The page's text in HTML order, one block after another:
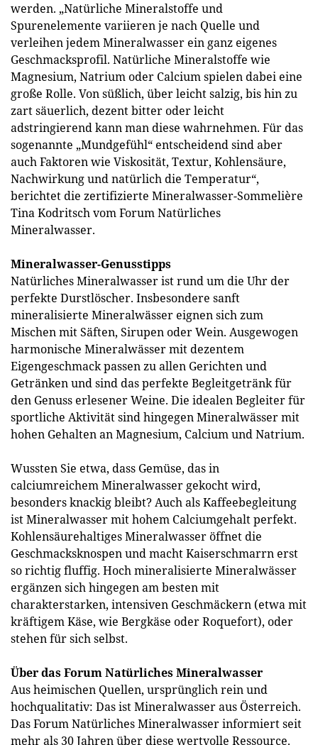
werden. „Natürliche Mineralstoffe und
Spurenelemente variieren je nach Quelle und
verleihen jedem Mineralwasser ein ganz eigenes
Geschmacksprofil. Natürliche Mineralstoffe wie
Magnesium, Natrium oder Calcium spielen dabei eine
große Rolle. Von süßlich, über leicht salzig, bis hin zu
zart säuerlich, dezent bitter oder leicht
adstringierend kann man diese wahrnehmen. Für das
sogenannte „Mundgefühl“ entscheidend sind aber
auch Faktoren wie Viskosität, Textur, Kohlensäure,
Nachwirkung und natürlich die Temperatur“,
berichtet die zertifizierte Mineralwasser-Sommelière
Tina Kodritsch vom Forum Natürliches
Mineralwasser.
Mineralwasser-Genusstipps
Natürliches Mineralwasser ist rund um die Uhr der
perfekte Durstlöscher. Insbesondere sanft
mineralisierte Mineralwässer eignen sich zum
Mischen mit Säften, Sirupen oder Wein. Ausgewogen
harmonische Mineralwässer mit dezentem
Eigengeschmack passen zu allen Gerichten und
Getränken und sind das perfekte Begleitgetränk für
den Genuss erlesener Weine. Die idealen Begleiter für
sportliche Aktivität sind hingegen Mineralwässer mit
hohen Gehalten an Magnesium, Calcium und Natrium.
Wussten Sie etwa, dass Gemüse, das in
calciumreichem Mineralwasser gekocht wird,
besonders knackig bleibt? Auch als Kaffeebegleitung
ist Mineralwasser mit hohem Calciumgehalt perfekt.
Kohlensäurehaltiges Mineralwasser öffnet die
Geschmacksknospen und macht Kaiserschmarrn erst
so richtig fluffig. Hoch mineralisierte Mineralwässer
ergänzen sich hingegen am besten mit
charakterstarken, intensiven Geschmäckern (etwa mit
kräftigem Käse, wie Bergkäse oder Roquefort), oder
stehen für sich selbst.
Über das Forum Natürliches Mineralwasser
Aus heimischen Quellen, ursprünglich rein und
hochqualitativ: Das ist Mineralwasser aus Österreich.
Das Forum Natürliches Mineralwasser informiert seit
mehr als 30 Jahren über diese wertvolle Ressource.